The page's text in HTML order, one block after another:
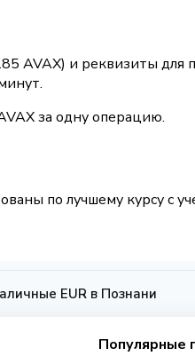
AVAX) и реквизиты для
за одну операцию.
по лучшему курсу с
EUR в Познани
Популярные